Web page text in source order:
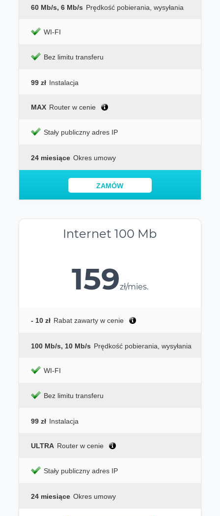
60 Mb/s, 6 Mb/s Prędkość pobierania, wysyłania
WI-FI
Bez limitu transferu
99 zł Instalacja
MAX Router w cenie
Stały publiczny adres IP
24 miesiące Okres umowy
ZAMÓW
Internet 100 Mb
159zł/mies.
- 10 zł Rabat zawarty w cenie
100 Mb/s, 10 Mb/s Prędkość pobierania, wysyłania
WI-FI
Bez limitu transferu
99 zł Instalacja
ULTRA Router w cenie
Stały publiczny adres IP
24 miesiące Okres umowy